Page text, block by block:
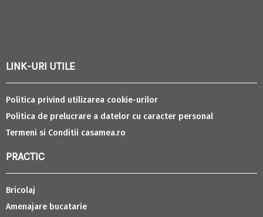
LINK-URI UTILE
Politica privind utilizarea cookie-urilor
Politica de prelucrare a datelor cu caracter personal
Termeni si Conditii casamea.ro
PRACTIC
Bricolaj
Amenajare bucatarie